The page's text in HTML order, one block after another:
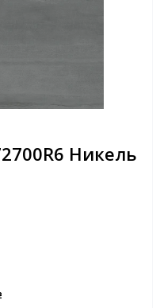
Никель